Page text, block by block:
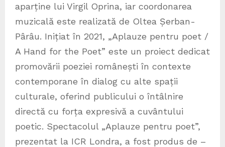
aparține lui Virgil Oprina, iar coordonarea
muzicală este realizată de Oltea Șerban-
Pârâu. Inițiat în 2021, „Aplauze pentru poet /
A Hand for the Poet” este un proiect dedicat
promovării poeziei românești în contexte
contemporane în dialog cu alte spații
culturale, oferind publicului o întâlnire
directă cu forța expresivă a cuvântului
poetic. Spectacolul „Aplauze pentru poet”,
prezentat la ICR Londra, a fost produs de –